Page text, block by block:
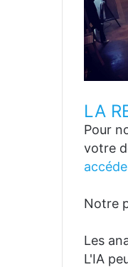
LA
Pour
votre
Notre
Les
L'IA